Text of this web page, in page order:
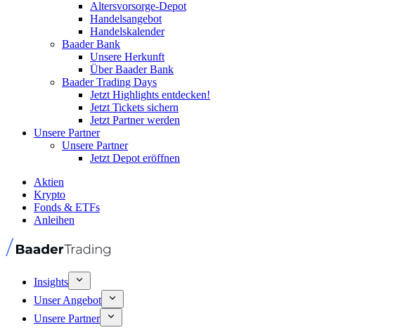
Altersvorsorge-Depot
Handelsangebot
Handelskalender
Baader Bank
Unsere Herkunft
Über Baader Bank
Baader Trading Days
Jetzt Highlights entdecken!
Jetzt Tickets sichern
Jetzt Partner werden
Unsere Partner
Unsere Partner
Jetzt Depot eröffnen
Aktien
Krypto
Fonds & ETFs
Anleihen
Insights
Unser Angebot
Unsere Partner